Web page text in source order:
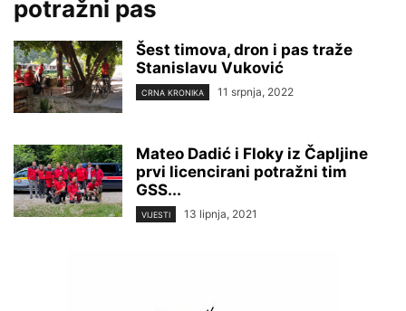
potražni pas
Šest timova, dron i pas traže
Stanislavu Vuković
CRNA KRONIKA 11 srpnja, 2022
Mateo Dadić i Floky iz Čapljine
prvi licencirani potražni tim
GSS...
VIJESTI 13 lipnja, 2021